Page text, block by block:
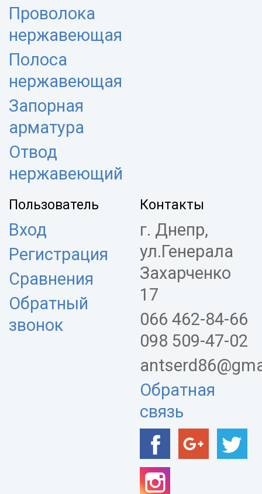
Проволока
нержавеющая
Полоса
нержавеющая
Запорная
арматура
Отвод
нержавеющий
Пользователь
Вход
Регистрация
Сравнения
Обратный
звонок
Контакты
г. Днепр,
ул.Генерала
Захарченко
17
066 462-84-66
098 509-47-02
Обратная
связь